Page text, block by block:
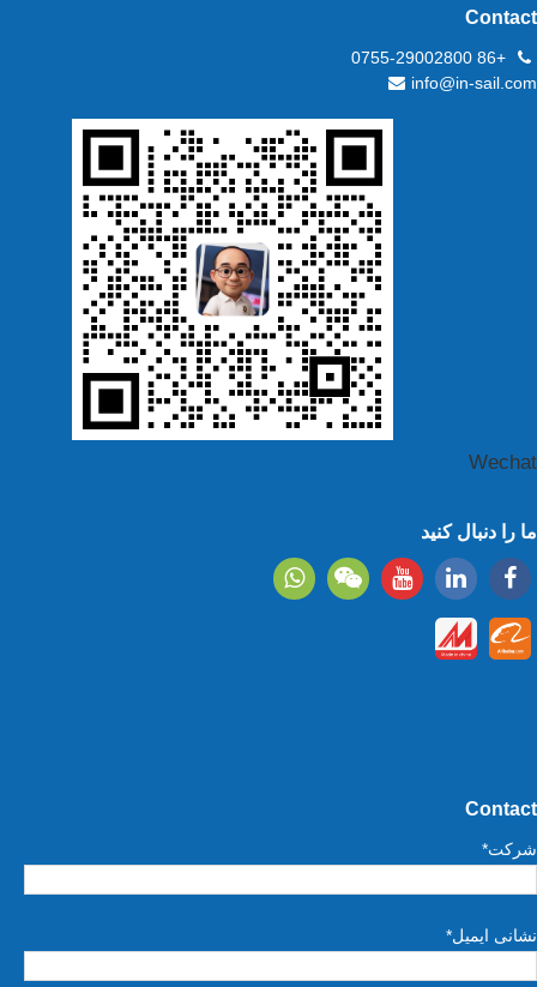
Contact
+86 0755-29002800
info@in-sail.com
Wechat
ما را دنبال کنید
Contact
شرکت*
نشانی ایمیل*